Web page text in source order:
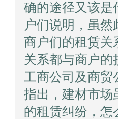
确的途径又该是
户们说明，虽
商户们的租赁关
关系都与商户
工商公司及商贸
指出，建材市场
的租赁纠纷，怎